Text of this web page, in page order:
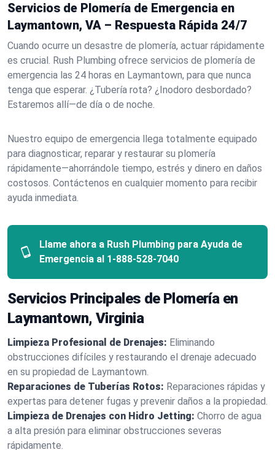
Servicios de Plomería de Emergencia en
Laymantown, VA – Respuesta Rápida 24/7
Cuando ocurre un desastre de plomería, actuar rápidamente
es crucial. Rush Plumbing ofrece servicios de plomería de
emergencia las 24 horas en Laymantown, para que nunca
tenga que esperar. ¿Tubería rota? ¿Inodoro desbordado?
Estaremos allí—de día o de noche.
Nuestro equipo de emergencia llega totalmente equipado
para diagnosticar, reparar y restaurar su plomería
rápidamente—ahorrándole tiempo, estrés y dinero en daños
costosos. Contáctenos en cualquier momento para recibir
ayuda inmediata.
Llame ahora a Rush Plumbing para Ayuda de
Emergencia al 1-888-528-7040
Servicios Principales de Plomería en
Laymantown, Virginia
Limpieza Profesional de Drenajes: Eliminando
obstrucciones difíciles y restaurando el drenaje adecuado
en su propiedad de Laymantown.
Reparaciones de Tuberías Rotos: Reparaciones rápidas y
expertas para detener fugas y prevenir daños a la propiedad.
Limpieza de Drenajes con Hidro Jetting: Chorro de agua
a alta presión para eliminar obstrucciones severas
rápidamente.